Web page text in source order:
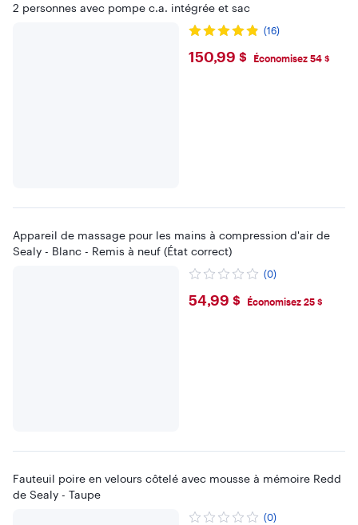
2 personnes avec pompe c.a. intégrée et sac
(16)
$150.99
150,99 $ Économisez 54 $
Appareil de massage pour les mains à compression d'air de
Sealy - Blanc - Remis à neuf (État correct)
(0)
$54.99
54,99 $ Économisez 25 $
Fauteuil poire en velours côtelé avec mousse à mémoire Redd
de Sealy - Taupe
(0)